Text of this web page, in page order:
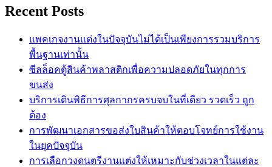
Recent Posts
แพคเกจงานแต่งในปัจจุบันไม่ได้เป็นเพียงการรวมบริการ
พื้นฐานเท่านั้น
ซีลล็อคตู้สินค้าพลาสติกเพื่อความปลอดภัยในทุกการ
ขนส่ง
บริการเดินพิธีการศุลกากรครบจบในที่เดียว รวดเร็ว ถูก
ต้อง
การพัฒนาเอกสารขอส่งใบสินค้าให้ตอบโจทย์การใช้งาน
ในยุคปัจจุบัน
การเลือกวงดนตรีงานแต่งให้เหมาะกับช่วงเวลาในแต่ละ